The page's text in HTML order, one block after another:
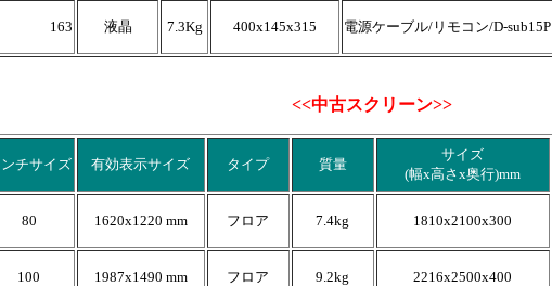
163 液晶 7.3Kg 400x145x315 電源ケーブル/リモコン/D-sub15P
<<中古スクリーン>>
チサイズ 有効表示サイズ タイプ 質量
サイズ
(幅x高さx奥行)mm
80 1620x1220 mm フロア 7.4kg 1810x2100x300
100 1987x1490 mm フロア 9.2kg 2216x2500x400